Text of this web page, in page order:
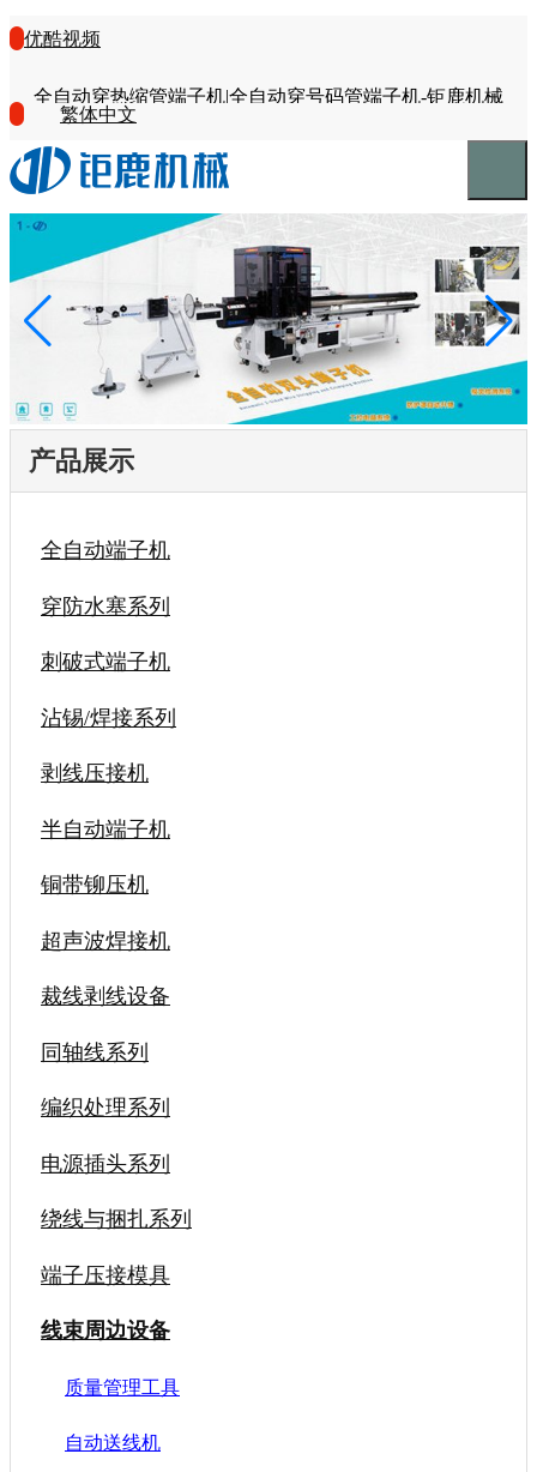
优酷视频
全自动穿热缩管端子机|全自动穿号码管端子机-钜鹿机械
繁体中文
产品展示
全自动端子机
穿防水塞系列
刺破式端子机
沾锡/焊接系列
剥线压接机
半自动端子机
铜带铆压机
超声波焊接机
裁线剥线设备
同轴线系列
编织处理系列
电源插头系列
绕线与捆扎系列
端子压接模具
线束周边设备
质量管理工具
自动送线机